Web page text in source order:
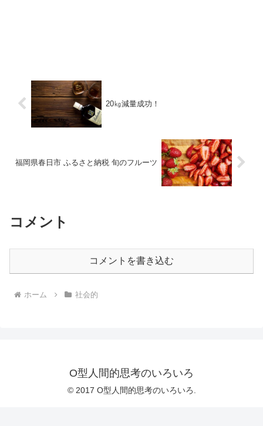
20㎏減量成功！
福岡県春日市 ふるさと納税 旬のフルーツ
コメント
コメントを書き込む
ホーム 社会的
O型人間的思考のいろいろ
© 2017 O型人間的思考のいろいろ.